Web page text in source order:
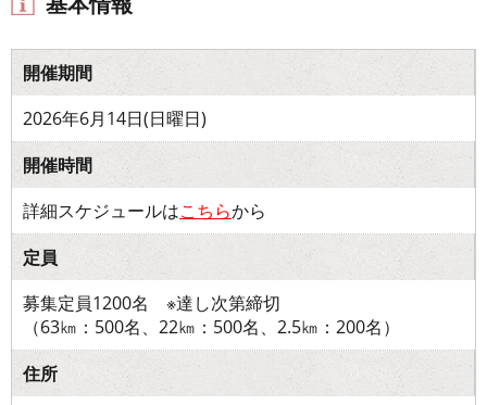
開催期間
2026年6月14日(日曜日)
開催時間
詳細スケジュールはこちらから
定員
募集定員1200名 ※達し次第締切
（63㎞：500名、22㎞：500名、2.5㎞：200名）
住所